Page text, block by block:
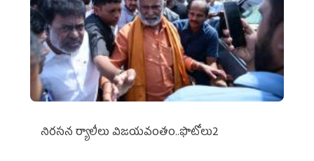
నిర‌స‌న ర్యాలీలు విజ‌య‌వంతం..ఫొటోలు2